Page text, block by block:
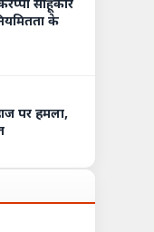
साहूकार
के
पर हमला,